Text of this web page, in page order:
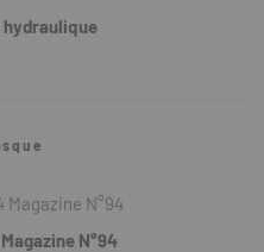
hydraulique
N°94